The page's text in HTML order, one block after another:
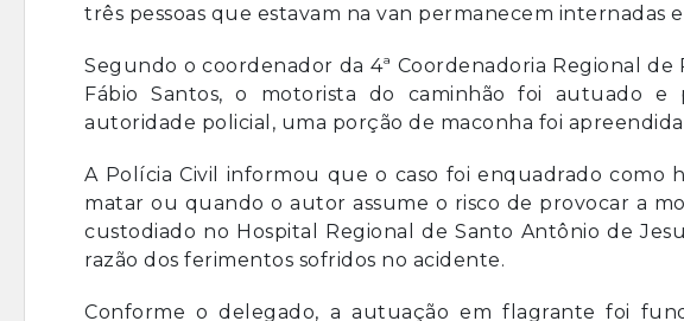
três pessoas que estavam na van permanecem internadas
Segundo o coordenador da 4ª Coordenadoria Regional de
Fábio Santos, o motorista do caminhão foi autuado
autoridade policial, uma porção de maconha foi
A Polícia Civil informou que o caso foi enquadrado como
matar ou quando o autor assume o risco de provocar a
custodiado no Hospital Regional de Santo Antônio de
razão dos ferimentos sofridos no acidente.
Conforme o delegado, a autuação em flagrante foi